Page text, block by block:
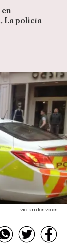
en
La policía
violan dos veces